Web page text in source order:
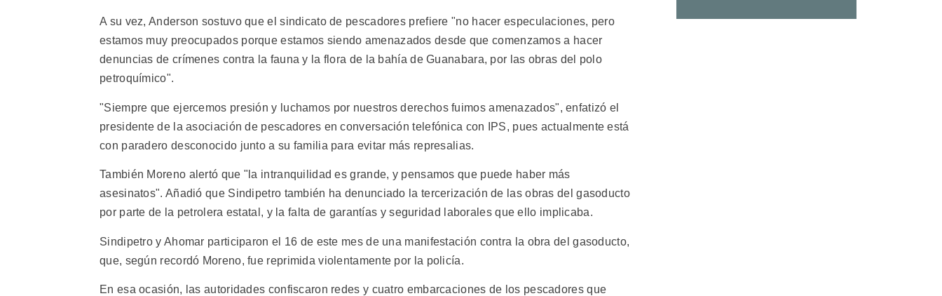
A su vez, Anderson sostuvo que el sindicato de pescadores prefiere "no hacer especulaciones, pero
estamos muy preocupados porque estamos siendo amenazados desde que comenzamos a hacer
denuncias de crímenes contra la fauna y la flora de la bahía de Guanabara, por las obras del polo
petroquímico".
"Siempre que ejercemos presión y luchamos por nuestros derechos fuimos amenazados", enfatizó el
presidente de la asociación de pescadores en conversación telefónica con IPS, pues actualmente está
con paradero desconocido junto a su familia para evitar más represalias.
También Moreno alertó que "la intranquilidad es grande, y pensamos que puede haber más
asesinatos". Añadió que Sindipetro también ha denunciado la tercerización de las obras del gasoducto
por parte de la petrolera estatal, y la falta de garantías y seguridad laborales que ello implicaba.
Sindipetro y Ahomar participaron el 16 de este mes de una manifestación contra la obra del gasoducto,
que, según recordó Moreno, fue reprimida violentamente por la policía.
En esa ocasión, las autoridades confiscaron redes y cuatro embarcaciones de los pescadores que